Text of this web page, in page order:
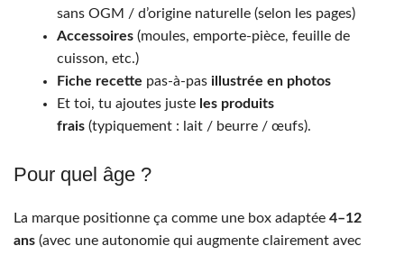
sans OGM / d’origine naturelle (selon les pages)
Accessoires (moules, emporte-pièce, feuille de
cuisson, etc.)
Fiche recette pas-à-pas illustrée en photos
Et toi, tu ajoutes juste les produits
frais (typiquement : lait / beurre / œufs).
Pour quel âge ?
La marque positionne ça comme une box adaptée 4–12
ans (avec une autonomie qui augmente clairement avec